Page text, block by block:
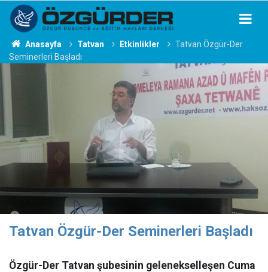
Anasayfa Tatvan Etkinlikler
Tatvan Özgür-Der
Seminerleri Başladı
Tatvan Özgür-Der Seminerleri Başladı
Özgür-Der Tatvan şubesinin gelenekselleşen Cuma